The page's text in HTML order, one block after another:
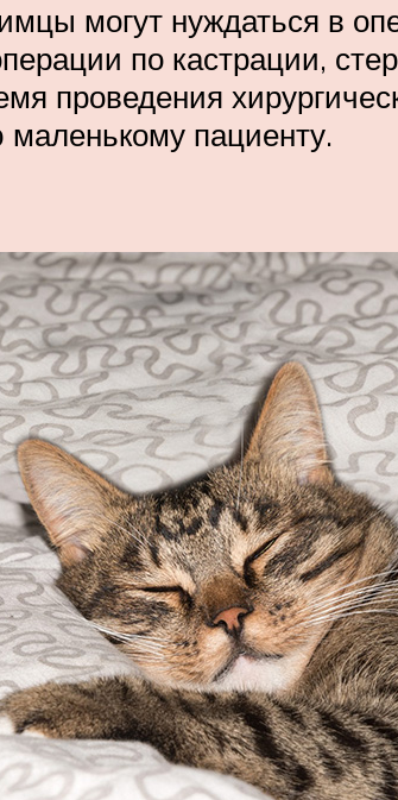
могут нуждаться в
по кастрации,
проведения
пациенту.